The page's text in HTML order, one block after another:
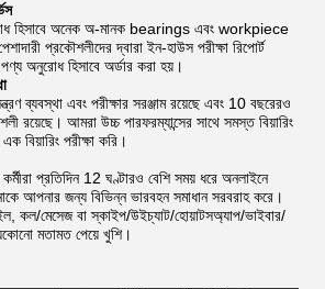
হিসাবে অনেক অ-মানক bearings এবং workpiece
প্রকৌশলীদের দ্বারা ইন-হাউস পরীক্ষা রিপোর্ট
অনুরোধ হিসাবে অর্ডার করা হয়।
ব্যবস্থা এবং পরীক্ষার সরঞ্জাম রয়েছে এবং 10 বছরেরও
রয়েছে। আমরা উচ্চ পারফরম্যান্সের সাথে সমস্ত বিয়ারিং
বিয়ারিং পরীক্ষা করি।
প্রতিদিন 12 ঘণ্টারও বেশি সময় ধরে অনলাইনে
আপনার জন্য বিভিন্ন ভারবহন সমাধান সরবরাহ করে।
কল/মেসেজ বা স্কাইপ/উইচ্যাট/হোয়াটসঅ্যাপ/ভাইবার/
মতামত পেয়ে খুশি।